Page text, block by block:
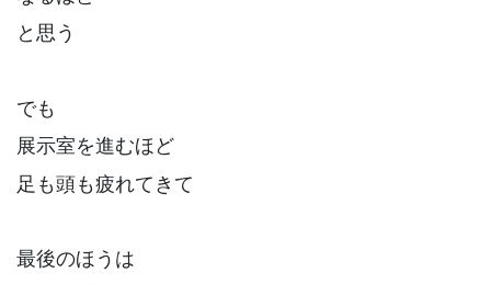
と思う
でも
展示室を進むほど
足も頭も疲れてきて
最後のほうは